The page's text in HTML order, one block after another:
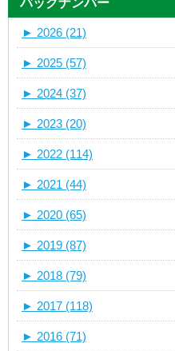
バックナンバー
► 2026 (21)
► 2025 (57)
► 2024 (37)
► 2023 (20)
► 2022 (114)
► 2021 (44)
► 2020 (65)
► 2019 (87)
► 2018 (79)
► 2017 (118)
► 2016 (71)